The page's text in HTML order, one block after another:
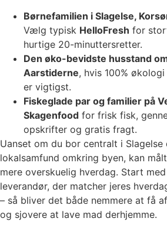
Børnefamilien i Slagelse,
Vælg typisk HelloFresh for
hurtige 20-minuttersretter.
Den øko-bevidste husstand
Aarstiderne, hvis 100%
er vigtigst.
Fiskeglade par og familier på
Skagenfood for frisk fisk,
opskrifter og gratis fragt.
Uanset om du bor centralt i Slagelse
lokalsamfund omkring byen, kan
mere overskuelig hverdag. Start
leverandør, der matcher jeres
– så bliver det både nemmere at få
og sjovere at lave mad derhjemme.